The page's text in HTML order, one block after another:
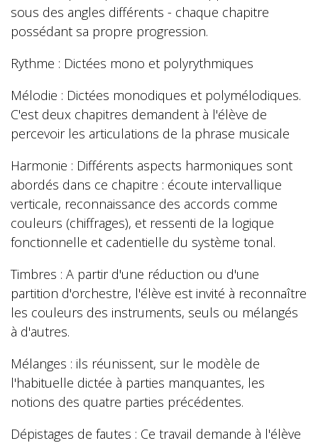
sous des angles différents - chaque chapitre
possédant sa propre progression.
Rythme : Dictées mono et polyrythmiques
Mélodie : Dictées monodiques et polymélodiques.
C'est deux chapitres demandent à l'élève de
percevoir les articulations de la phrase musicale
Harmonie : Différents aspects harmoniques sont
abordés dans ce chapitre : écoute intervallique
verticale, reconnaissance des accords comme
couleurs (chiffrages), et ressenti de la logique
fonctionnelle et cadentielle du système tonal.
Timbres : A partir d'une réduction ou d'une
partition d'orchestre, l'élève est invité à reconnaître
les couleurs des instruments, seuls ou mélangés
à d'autres.
Mélanges : ils réunissent, sur le modèle de
l'habituelle dictée à parties manquantes, les
notions des quatre parties précédentes.
Dépistages de fautes : Ce travail demande à l'élève